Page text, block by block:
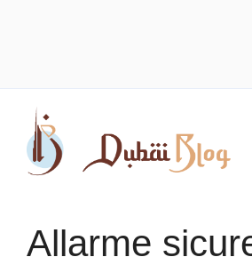
contenuto
Allarme